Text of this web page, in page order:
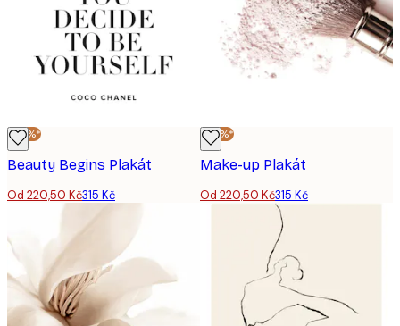
-30%*
Beauty Begins Plakát
Od 220,50 Kč315 Kč
-30%*
Make-up Plakát
Od 220,50 Kč315 Kč